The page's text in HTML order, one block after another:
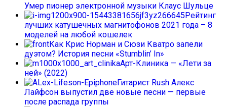
Умер пионер электронной музыки Клаус Шульце
Рейтинг
лучших катушечных магнитофонов 2021 года – 8
моделей на любой кошелек
Как Крис Норман и Сюзи Кватро запели
дуэтом? История песни «Stumblin’ In»
Арт-Клиника — «Лети за
ней» (2022)
Гитарист Rush Алекс
Лайфсон выпустил две новые песни — первые
после распада группы